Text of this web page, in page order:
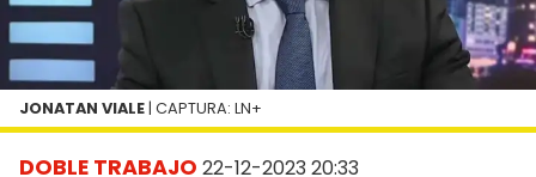
DOBLE TRABAJO 22-12-2023 20:33
JONATAN VIALE | CAPTURA: LN+